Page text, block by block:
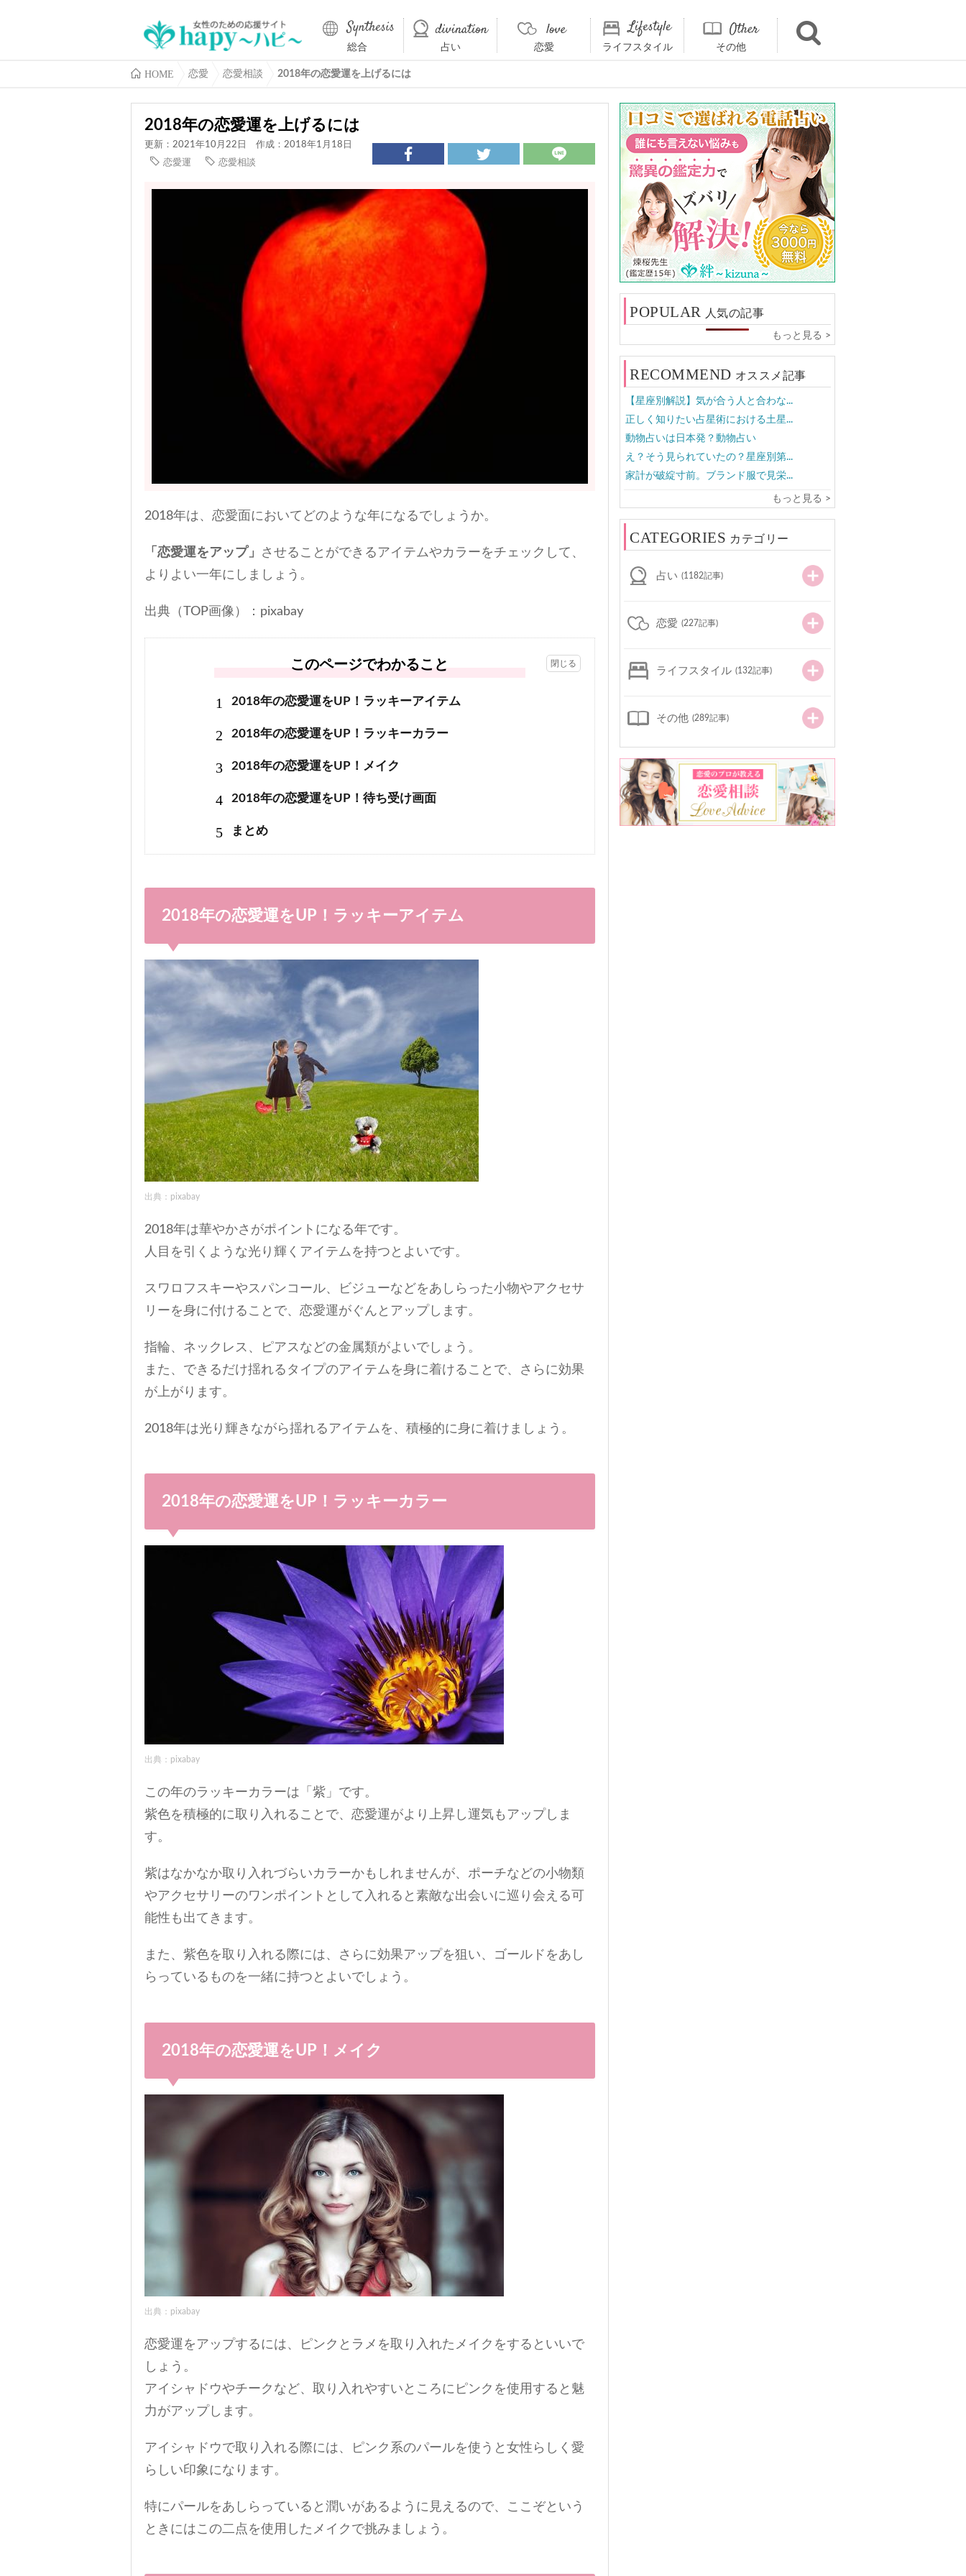
総合 占い 恋愛 ライフスタイル その他
HOME 恋愛 恋愛相談 2018年の恋愛運を上げるには
2018年の恋愛運を上げるには
更新：2021年10月22日
作成：2018年1月18日
恋愛運
恋愛相談
2018年は、恋愛面においてどのような年になるでしょうか。
「恋愛運をアップ」
させることができるアイテムやカラーをチェックして、
よりよい一年にしましょう。
出典（TOP画像）：pixabay
このページでわかること
1 2018年の恋愛運をUP！ラッキーアイテム
2 2018年の恋愛運をUP！ラッキーカラー
3 2018年の恋愛運をUP！メイク
4 2018年の恋愛運をUP！待ち受け画面
5 まとめ
2018年の恋愛運をUP！ラッキーアイテム
出典：pixabay
2018年は華やかさがポイントになる年です。
人目を引くような光り輝くアイテムを持つとよいです。
スワロフスキーやスパンコール、ビジューなどをあしらった小物やアクセサ
リーを身に付けることで、恋愛運がぐんとアップします。
指輪、ネックレス、ピアスなどの金属類がよいでしょう。
また、できるだけ揺れるタイプのアイテムを身に着けることで、さらに効果
が上がります。
2018年は光り輝きながら揺れるアイテムを、積極的に身に着けましょう。
2018年の恋愛運をUP！ラッキーカラー
出典：pixabay
この年のラッキーカラーは「紫」です。
紫色を積極的に取り入れることで、恋愛運がより上昇し運気もアップしま
す。
紫はなかなか取り入れづらいカラーかもしれませんが、ポーチなどの小物類
やアクセサリーのワンポイントとして入れると素敵な出会いに巡り会える可
能性も出てきます。
また、紫色を取り入れる際には、さらに効果アップを狙い、ゴールドをあし
らっているものを一緒に持つとよいでしょう。
2018年の恋愛運をUP！メイク
出典：pixabay
恋愛運をアップするには、ピンクとラメを取り入れたメイクをするといいで
しょう。
アイシャドウやチークなど、取り入れやすいところにピンクを使用すると魅
力がアップします。
アイシャドウで取り入れる際には、ピンク系のパールを使うと女性らしく愛
らしい印象になります。
特にパールをあしらっていると潤いがあるように見えるので、ここぞという
ときにはこの二点を使用したメイクで挑みましょう。
POPULAR 人気の記事
もっと見る >
RECOMMEND オススメ記事
【星座別解説】気が合う人と合わな...
正しく知りたい占星術における土星...
動物占いは日本発？動物占い
え？そう見られていたの？星座別第...
家計が破綻寸前。ブランド服で見栄...
もっと見る >
CATEGORIES カテゴリー
占い (1182記事)
恋愛 (227記事)
ライフスタイル (132記事)
その他 (289記事)